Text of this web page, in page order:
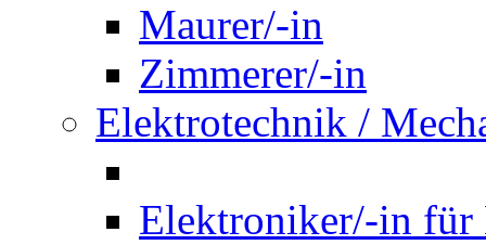
Maurer/-in
Zimmerer/-in
Elektrotechnik /
Elektroniker/-in für